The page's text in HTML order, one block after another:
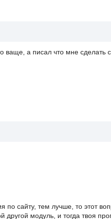
ваще, а писал что мне сделать
по сайту, тем лучше, то этот
другой модуль, и тогда твоя